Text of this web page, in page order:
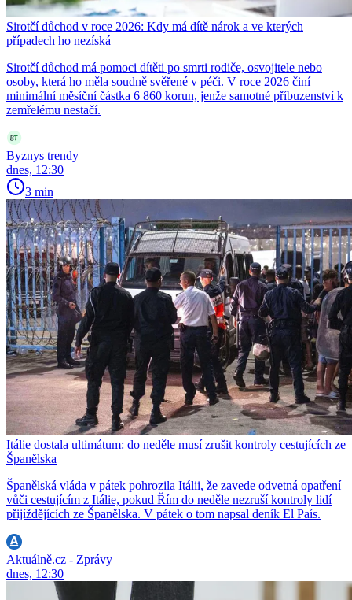
Sirotčí důchod v roce 2026: Kdy má dítě nárok a ve kterých
případech ho nezíská
Sirotčí důchod má pomoci dítěti po smrti rodiče, osvojitele nebo
osoby, která ho měla soudně svěřené v péči. V roce 2026 činí
minimální měsíční částka 6 860 korun, jenže samotné příbuzenství k
zemřelému nestačí.
Byznys trendy
dnes, 12:30
3 min
Itálie dostala ultimátum: do neděle musí zrušit kontroly cestujících ze
Španělska
Španělská vláda v pátek pohrozila Itálii, že zavede odvetná opatření
vůči cestujícím z Itálie, pokud Řím do neděle nezruší kontroly lidí
přijíždějících ze Španělska. V pátek o tom napsal deník El País.
Aktuálně.cz - Zprávy
dnes, 12:30